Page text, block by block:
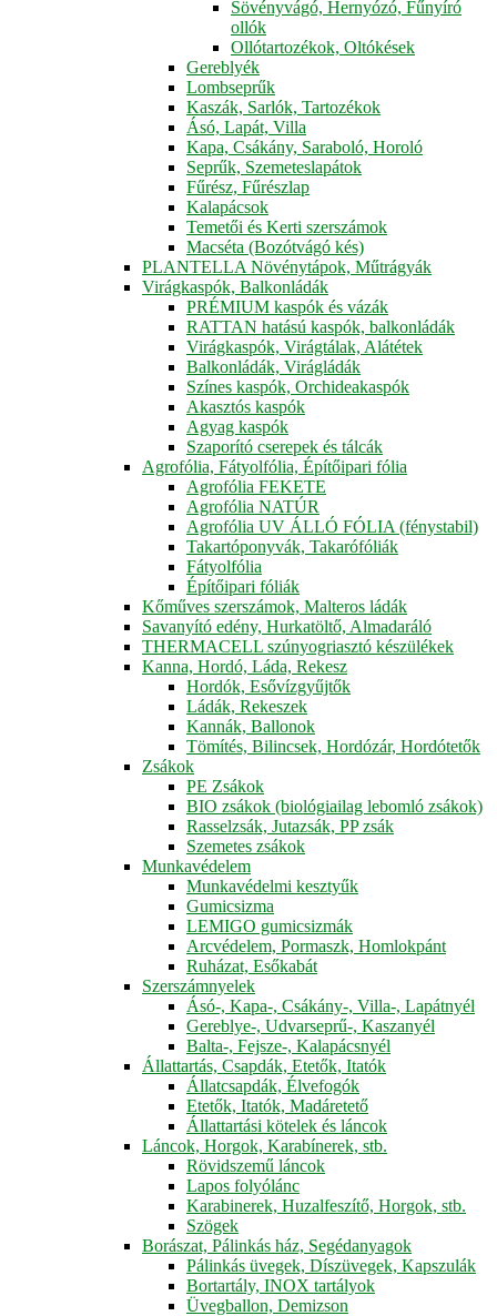
Sövényvágó, Hernyózó, Fűnyíró
ollók
Ollótartozékok, Oltókések
Gereblyék
Lombseprűk
Kaszák, Sarlók, Tartozékok
Ásó, Lapát, Villa
Kapa, Csákány, Saraboló, Horoló
Seprűk, Szemeteslapátok
Fűrész, Fűrészlap
Kalapácsok
Temetői és Kerti szerszámok
Macséta (Bozótvágó kés)
PLANTELLA Növénytápok, Műtrágyák
Virágkaspók, Balkonládák
PRÉMIUM kaspók és vázák
RATTAN hatású kaspók, balkonládák
Virágkaspók, Virágtálak, Alátétek
Balkonládák, Virágládák
Színes kaspók, Orchideakaspók
Akasztós kaspók
Agyag kaspók
Szaporító cserepek és tálcák
Agrofólia, Fátyolfólia, Építőipari fólia
Agrofólia FEKETE
Agrofólia NATÚR
Agrofólia UV ÁLLÓ FÓLIA (fénystabil)
Takartóponyvák, Takarófóliák
Fátyolfólia
Építőipari fóliák
Kőműves szerszámok, Malteros ládák
Savanyító edény, Hurkatöltő, Almadaráló
THERMACELL szúnyogriasztó készülékek
Kanna, Hordó, Láda, Rekesz
Hordók, Esővízgyűjtők
Ládák, Rekeszek
Kannák, Ballonok
Tömítés, Bilincsek, Hordózár, Hordótetők
Zsákok
PE Zsákok
BIO zsákok (biológiailag lebomló zsákok)
Rasselzsák, Jutazsák, PP zsák
Szemetes zsákok
Munkavédelem
Munkavédelmi kesztyűk
Gumicsizma
LEMIGO gumicsizmák
Arcvédelem, Pormaszk, Homlokpánt
Ruházat, Esőkabát
Szerszámnyelek
Ásó-, Kapa-, Csákány-, Villa-, Lapátnyél
Gereblye-, Udvarseprű-, Kaszanyél
Balta-, Fejsze-, Kalapácsnyél
Állattartás, Csapdák, Etetők, Itatók
Állatcsapdák, Élvefogók
Etetők, Itatók, Madáretető
Állattartási kötelek és láncok
Láncok, Horgok, Karabínerek, stb.
Rövidszemű láncok
Lapos folyólánc
Karabinerek, Huzalfeszítő, Horgok, stb.
Szögek
Borászat, Pálinkás ház, Segédanyagok
Pálinkás üvegek, Díszüvegek, Kapszulák
Bortartály, INOX tartályok
Üvegballon, Demizson